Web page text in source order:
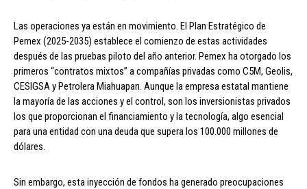
Las operaciones ya están en movimiento. El Plan Estratégico de
Pemex (2025-2035) establece el comienzo de estas actividades
después de las pruebas piloto del año anterior. Pemex ha otorgado los
primeros “contratos mixtos” a compañías privadas como C5M, Geolis,
CESIGSA y Petrolera Miahuapan. Aunque la empresa estatal mantiene
la mayoría de las acciones y el control, son los inversionistas privados
los que proporcionan el financiamiento y la tecnología, algo esencial
para una entidad con una deuda que supera los 100.000 millones de
dólares.
Sin embargo, esta inyección de fondos ha generado preocupaciones